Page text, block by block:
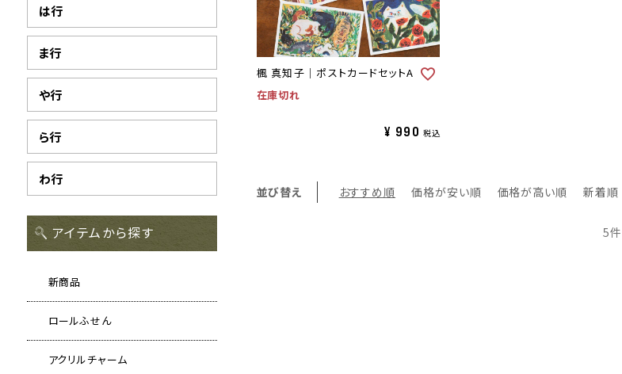
は行
ま行
や行
ら行
わ行
アイテムから探す
新商品
ロールふせん
アクリルチャーム
楓 真知子｜ポストカードセットA
在庫切れ
¥ 990 税込
並び替え おすすめ順 価格が安い順 価格が高い順 新着順
5